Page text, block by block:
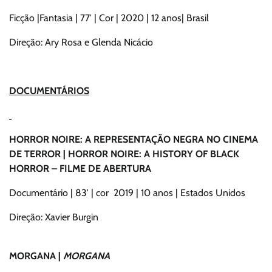
Ficção |Fantasia | 77′ | Cor | 2020 | 12 anos| Brasil
Direção: Ary Rosa e Glenda Nicácio
DOCUMENTÁRIOS
HORROR NOIRE: A REPRESENTAÇÃO NEGRA NO CINEMA
DE TERROR | HORROR NOIRE: A HISTORY OF BLACK
HORROR – FILME DE ABERTURA
Documentário | 83′ | cor 2019 | 10 anos | Estados Unidos
Direção: Xavier Burgin
MORGANA | MORGANA